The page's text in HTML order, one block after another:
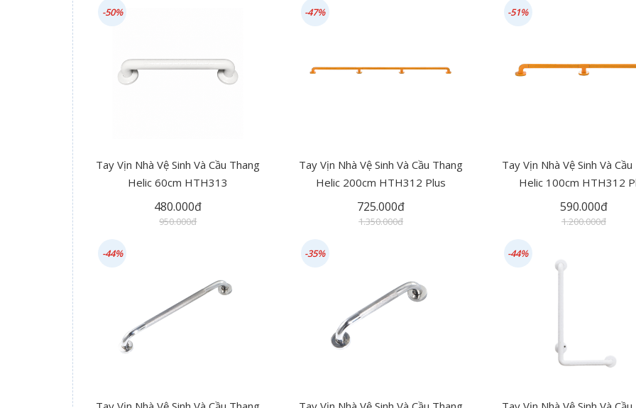
Tay Vịn Nhà Vệ Sinh Và Cầu Thang
Helic 60cm HTH313
480.000đ
950.000đ
-50%
Tay Vịn Nhà Vệ Sinh Và Cầu Thang
Helic 200cm HTH312 Plus
725.000đ
1.350.000đ
-47%
Tay Vịn Nhà Vệ Sinh Và
Helic 100cm HTH312
590.000đ
1.200.000đ
-51%
-44% -35% -44%